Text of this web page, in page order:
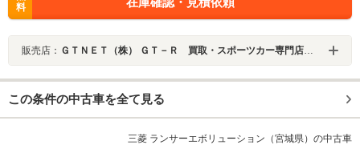
料
販売店： ＧＴＮＥＴ（株） ＧＴ－Ｒ 買取・スポーツカー専門店 ＧＴＮＥＴ群馬
この条件の中古車を全て見る
三菱 ランサーエボリューション（宮城県）の中古車